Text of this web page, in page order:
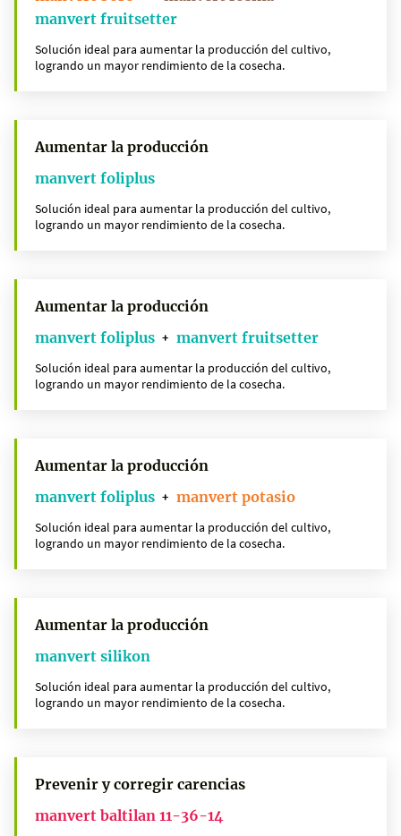
manvert fruitsetter
Solución ideal para aumentar la producción del cultivo,
logrando un mayor rendimiento de la cosecha.
Aumentar la producción
manvert foliplus
Solución ideal para aumentar la producción del cultivo,
logrando un mayor rendimiento de la cosecha.
Aumentar la producción
manvert foliplus + manvert fruitsetter
Solución ideal para aumentar la producción del cultivo,
logrando un mayor rendimiento de la cosecha.
Aumentar la producción
manvert foliplus + manvert potasio
Solución ideal para aumentar la producción del cultivo,
logrando un mayor rendimiento de la cosecha.
Aumentar la producción
manvert silikon
Solución ideal para aumentar la producción del cultivo,
logrando un mayor rendimiento de la cosecha.
Prevenir y corregir carencias
manvert baltilan 11-36-14